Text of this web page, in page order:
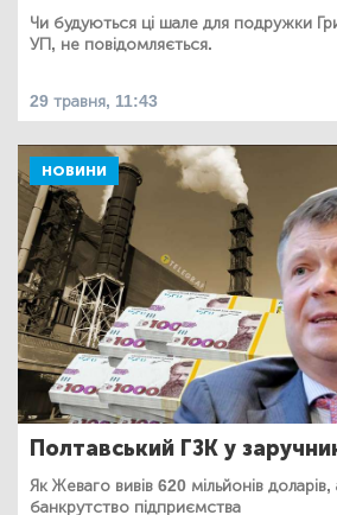
Чи будуються ці шале для подружки
УП, не повідомляється.
29 травня, 11:43
НОВИНИ
Полтавський ГЗК у
Як Жеваго вивів 620 мільйонів
банкрутство підприємства